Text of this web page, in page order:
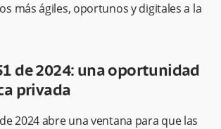
más ágiles, oportunos y digitales a la
de 2024: una oportunidad
privada
2024 abre una ventana para que las